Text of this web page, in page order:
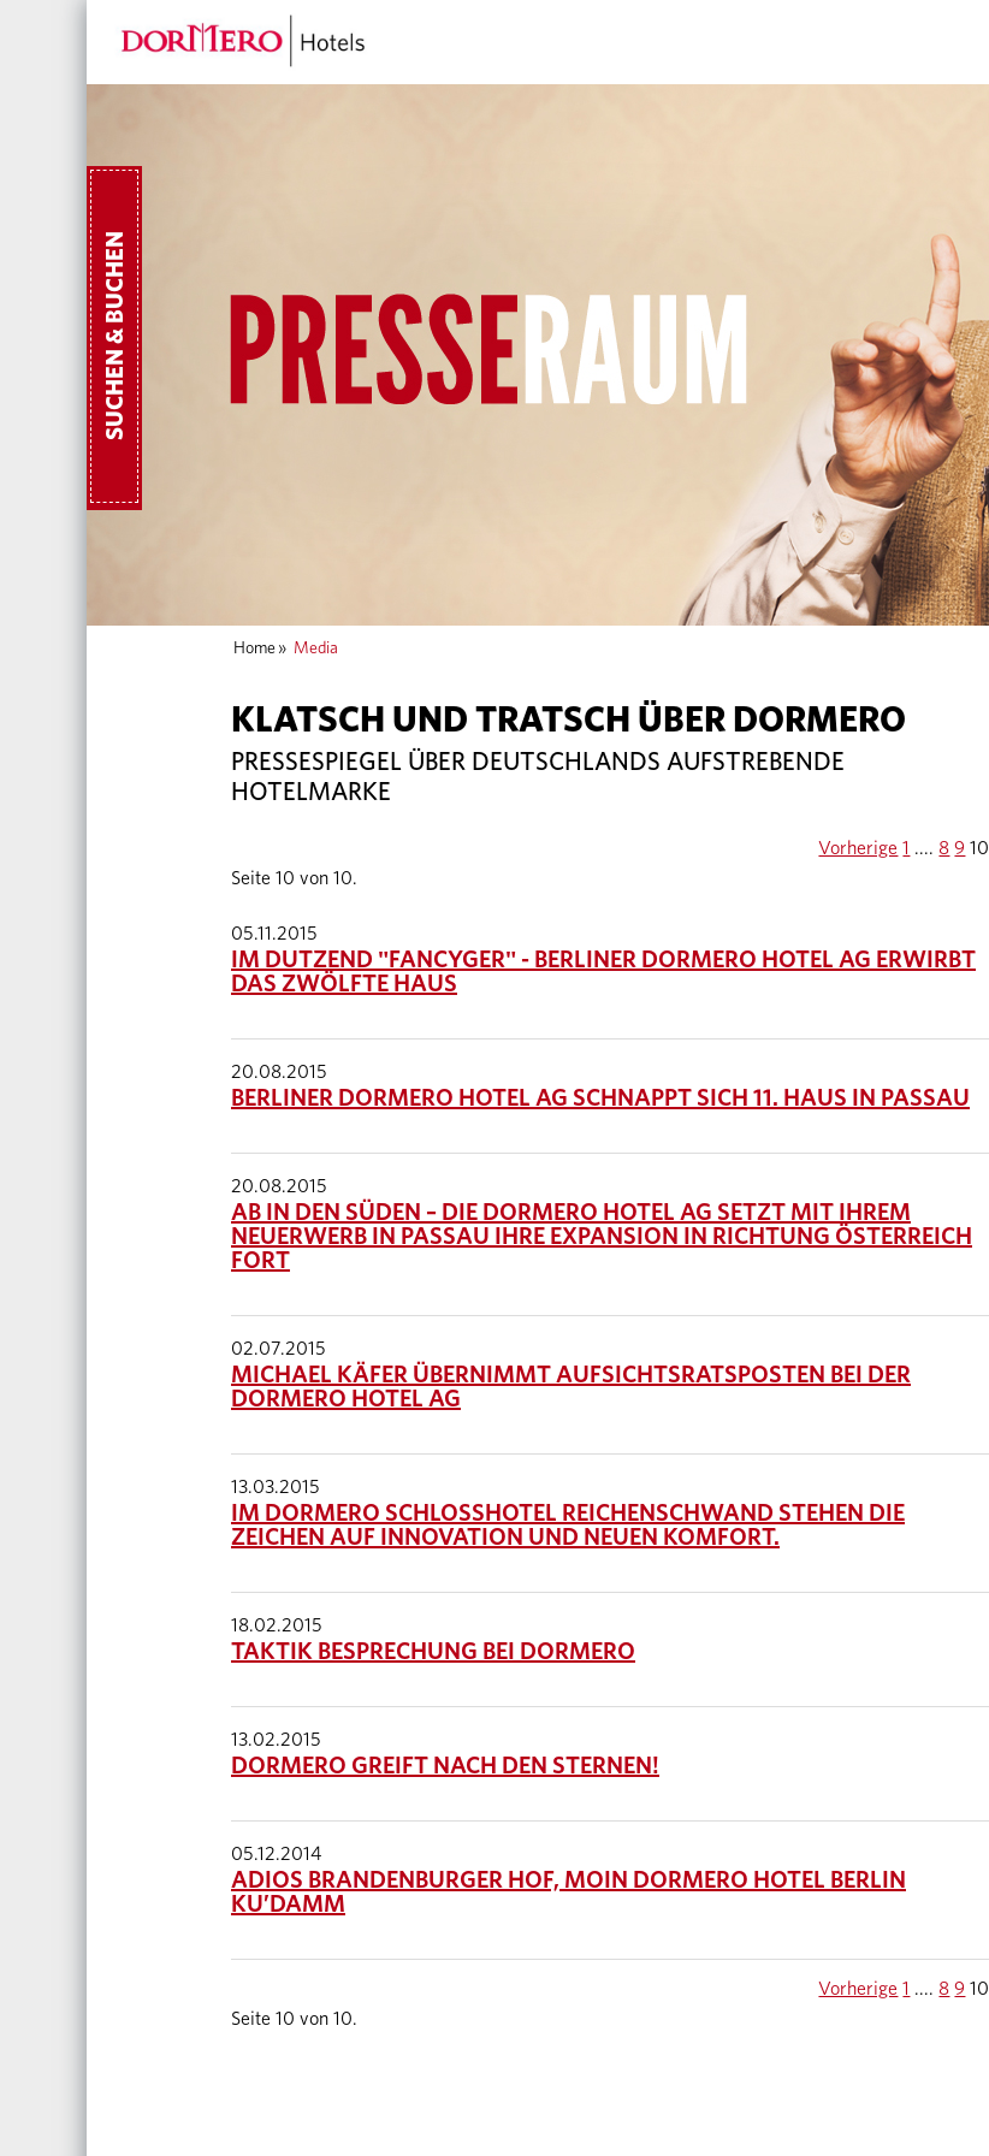
SUCHEN & BUCHEN
Home » Media
KLATSCH UND TRATSCH ÜBER DORMERO
PRESSESPIEGEL ÜBER DEUTSCHLANDS AUFSTREBENDE
HOTELMARKE
Seite 10 von 10.
Vorherige 1 .... 8 9 10
05.11.2015
IM DUTZEND "FANCYGER" - BERLINER DORMERO HOTEL AG ERWIRBT
DAS ZWÖLFTE HAUS
20.08.2015
BERLINER DORMERO HOTEL AG SCHNAPPT SICH 11. HAUS IN PASSAU
20.08.2015
AB IN DEN SÜDEN – DIE DORMERO HOTEL AG SETZT MIT IHREM
NEUERWERB IN PASSAU IHRE EXPANSION IN RICHTUNG ÖSTERREICH
FORT
02.07.2015
MICHAEL KÄFER ÜBERNIMMT AUFSICHTSRATSPOSTEN BEI DER
DORMERO HOTEL AG
13.03.2015
IM DORMERO SCHLOSSHOTEL REICHENSCHWAND STEHEN DIE
ZEICHEN AUF INNOVATION UND NEUEN KOMFORT.
18.02.2015
TAKTIK BESPRECHUNG BEI DORMERO
13.02.2015
DORMERO GREIFT NACH DEN STERNEN!
05.12.2014
ADIOS BRANDENBURGER HOF, MOIN DORMERO HOTEL BERLIN
KU’DAMM
Seite 10 von 10.
Vorherige 1 .... 8 9 10